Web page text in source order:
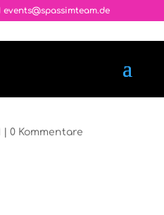
events@spassimteam.de
0 Kommentare